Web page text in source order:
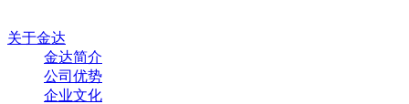
关于金达
金达简介
公司优势
企业文化